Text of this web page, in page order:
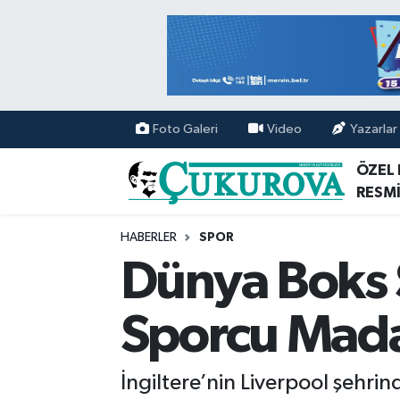
Foto Galeri Video Yazarlar
ÖZEL
HABERLER SPOR
Dünya
Sporcu
İngiltere’nin Liverpool
Mersin Nöbetçi Eczaneler
Mersin Hava Durumu
Mersin Namaz Vakitleri
Mersin Trafik Yoğunluk Haritası
Tüm Manşetler
Son Dakika Haberleri
Haber Arşivi